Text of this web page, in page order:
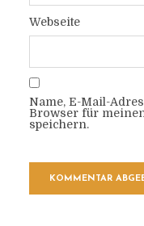
Webseite
Name, E-Mail-
Browser für
speichern.